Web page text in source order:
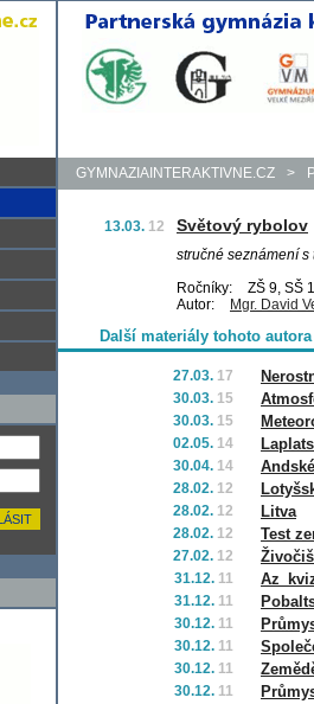
GYMNAZIAINTERAKTIVNE.CZ >
13.03. 12 Světový rybolov
stručné seznámení
Ročníky:
ZŠ 9, SŠ
Autor:
Mgr. David
Další materiály tohoto autora
27.03. 17
30.03. 15
30.03. 15
02.05. 14
30.04. 14
28.02. 12
28.02. 12 Litva
28.02. 12 Test
27.02. 12
31.12. 11
31.12. 11
30.12. 11
30.12. 11
30.12. 11
30.12. 11